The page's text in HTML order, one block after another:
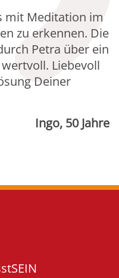
mit Meditation im
zu erkennen. Die
Petra über ein
Liebevoll
Deiner
Ingo, 50 Jahre